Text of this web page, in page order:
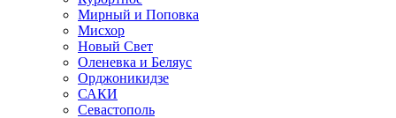
Мирный и Поповка
Мисхор
Новый Свет
Оленевка и Беляус
Орджоникидзе
САКИ
Севастополь